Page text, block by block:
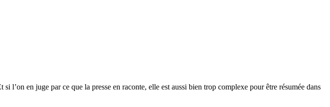
l’on en juge par ce que la presse en raconte, elle est aussi bien trop complexe pour être résumée dans